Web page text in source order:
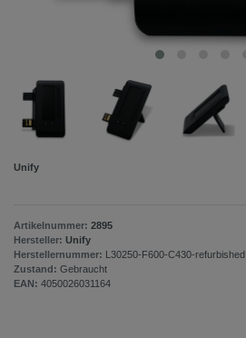
Unify
Artikelnummer: 2895
Hersteller: Unify
Herstellernummer: L30250-F600-C430-refurbished
Zustand: Gebraucht
EAN: 4050026031164